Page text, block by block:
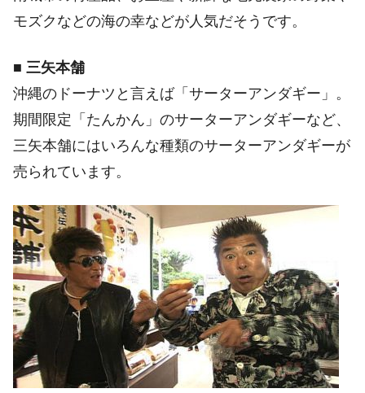
モズクなどの海の幸などが人気だそうです。
■ 三矢本舗
沖縄のドーナツと言えば「サーターアンダギー」。
期間限定「たんかん」のサーターアンダギーなど、
三矢本舗にはいろんな種類のサーターアンダギーが
売られています。